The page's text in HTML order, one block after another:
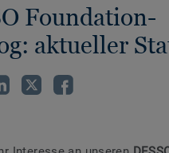
Foundation-
aktueller